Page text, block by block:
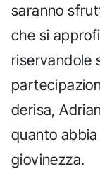
saranno
che si
riservandole
derisa,
quanto
giovinezza.